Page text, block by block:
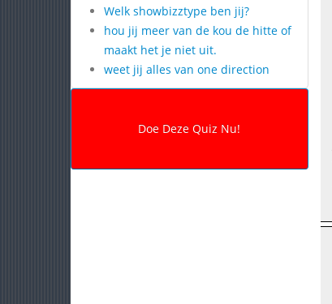
Welk showbizztype ben jij?
hou jij meer van de kou de hitte of
maakt het je niet uit.
weet jij alles van one direction